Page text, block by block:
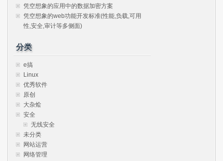
凭空想象的应用中的数据加密方案
凭空想象的web功能开发标准(性能,负载,可用
性,安全,审计等多侧面)
分类
e搞
Linux
优秀软件
原创
大杂烩
安全
无线安全
未分类
网站运营
网络管理